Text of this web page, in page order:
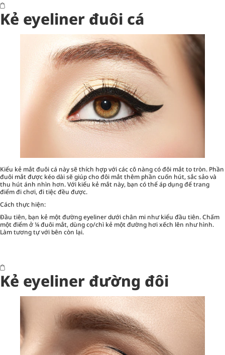
Kẻ eyeliner đuôi cá
Kiểu kẻ mắt đuôi cá này sẽ thích hợp với các cô nàng có đôi mắt to tròn. Phần
đuôi mắt được kéo dài sẽ giúp cho đôi mắt thêm phần cuốn hút, sắc sảo và
thu hút ánh nhìn hơn. Với kiểu kẻ mắt này, bạn có thể áp dụng để trang
điểm đi chơi, đi tiệc đều được.
Cách thực hiện:
Đầu tiên, bạn kẻ một đường eyeliner dưới chân mi như kiểu đầu tiên. Chấm
một điểm ở ¼ đuôi mắt, dùng cọ/chì kẻ một đường hơi xếch lên như hình.
Làm tương tự với bên còn lại.
Kẻ eyeliner đường đôi